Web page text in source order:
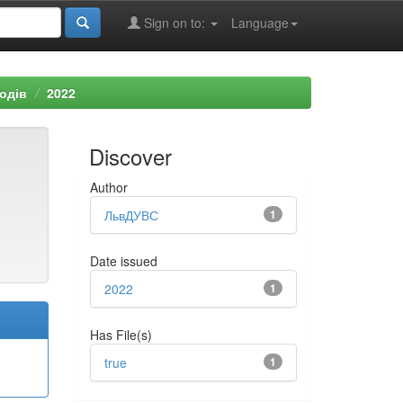
Language
Sign on to:
2022
Discover
Author
1
ЛьвДУВС
Date issued
1
2022
Has File(s)
1
true